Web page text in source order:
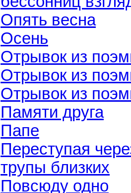
Опять весна
Осень
Отрывок из
Отрывок из
Отрывок из
Памяти друга
Папе
Переступая
трупы близких
Повсюду одно